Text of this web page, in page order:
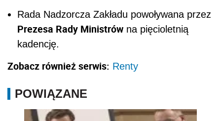
Rada Nadzorcza Zakładu powoływana przez
Prezesa Rady Ministrów na pięcioletnią
kadencję.
Zobacz również serwis: Renty
POWIĄZANE